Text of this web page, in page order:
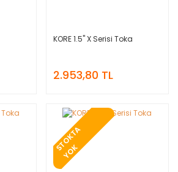
KORE 1.5'' X Serisi Toka
2.953,80 TL
S
T
O
K
T
A
Y
O
K